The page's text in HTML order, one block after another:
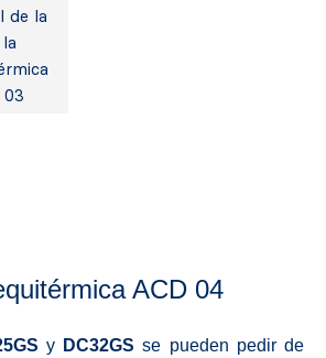
de la
03
ACD 04
yDC32GS se pueden pedir de